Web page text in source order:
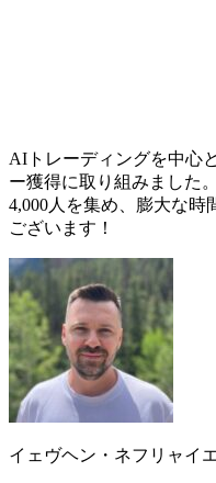
AIトレーディングを中心
ー獲得に取り組みました
4,000人を集め、膨大な時
ございます！
イェヴヘン・ネフリャイ